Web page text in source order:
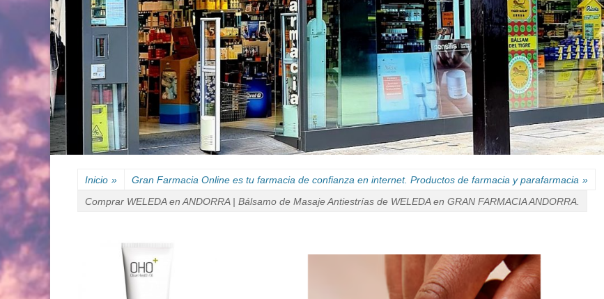
Inicio » Gran Farmacia Online es tu farmacia de confianza en internet. Productos de farmacia y parafarmacia »
Comprar WELEDA en ANDORRA | Bálsamo de Masaje Antiestrías de WELEDA en GRAN FARMACIA ANDORRA.